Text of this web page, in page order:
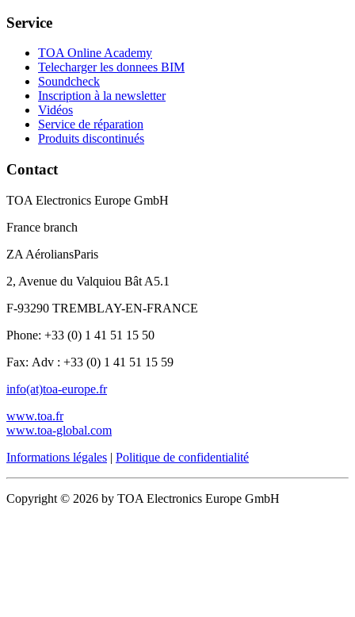
Service
TOA Online Academy
Telecharger les donnees BIM
Soundcheck
Inscription à la newsletter
Vidéos
Service de réparation
Produits discontinués
Contact
TOA Electronics Europe GmbH
France branch
ZA AéroliansParis
2, Avenue du Valquiou Bât A5.1
F-93290 TREMBLAY-EN-FRANCE
Phone: +33 (0) 1 41 51 15 50
Fax: Adv : +33 (0) 1 41 51 15 59
info(at)toa-europe.fr
www.toa.fr
www.toa-global.com
Informations légales | Politique de confidentialité
Copyright © 2026 by TOA Electronics Europe GmbH